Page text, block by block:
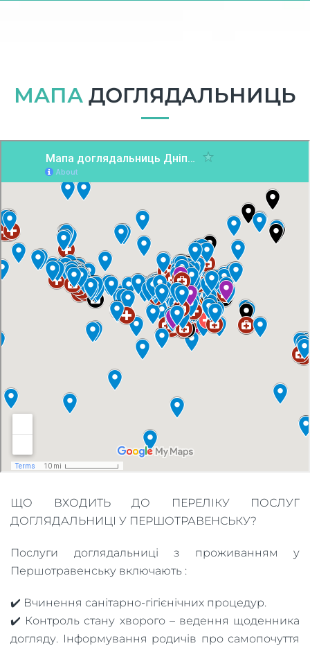
МАПА ДОГЛЯДАЛЬНИЦЬ
ЩО ВХОДИТЬ ДО ПЕРЕЛІКУ ПОСЛУГ
ДОГЛЯДАЛЬНИЦІ У ПЕРШОТРАВЕНСЬКУ?
Послуги доглядальниці з проживанням у
Першотравенську включають :
✔️ Вчинення санітарно-гігієнічних процедур.
✔️ Контроль стану хворого – ведення щоденника
догляду. Інформування родичів про самопочуття